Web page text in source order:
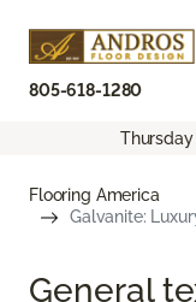
805-618-1280
Flooring America
Galvanite:
General